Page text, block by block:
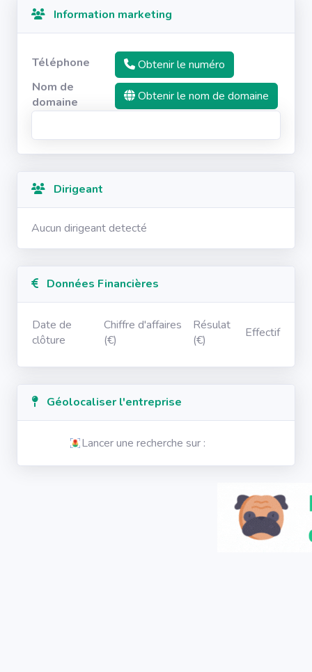
Information marketing
Téléphone
Obtenir le numéro
Nom de
domaine
Obtenir le nom de domaine
Dirigeant
Aucun dirigeant detecté
Données Financières
Date de
clôture
Chiffre d'affaires
(€)
Résulat
(€)
Effectif
Géolocaliser l'entreprise
Lancer une recherche sur :